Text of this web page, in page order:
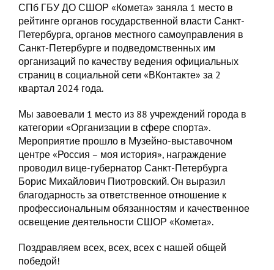
СПб ГБУ ДО СШОР «Комета» заняла 1 место в
рейтинге органов государственной власти Санкт-
Петербурга, органов местного самоуправления в
Санкт-Петербурге и подведомственных им
организаций по качеству ведения официальных
страниц в социальной сети «ВКонтакте» за 2
квартал 2024 года.
Мы завоевали 1 место из 88 учреждений города в
категории «Организации в сфере спорта».
Мероприятие прошло в Музейно-выставочном
центре «Россия – моя история», награждение
проводил вице-губернатор Санкт-Петербурга
Борис Михайлович Пиотровский. Он выразил
благодарность за ответственное отношение к
профессиональным обязанностям и качественное
освещение деятельности СШОР «Комета».
Поздравляем всех, всех, всех с нашей общей
победой!